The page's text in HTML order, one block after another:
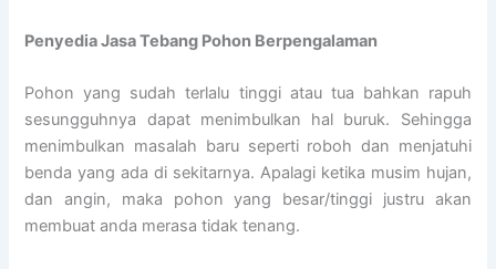
PenyediaJasa Tebang Pohon Berpengalaman
Pohon yang sudah terlalu tinggi atau tua bahkan rapuh
sesungguhnya dapat menimbulkan hal buruk. Sehingga
menimbulkan masalah baru seperti roboh dan menjatuhi
benda yang ada di sekitarnya. Apalagi ketika musim hujan,
dan angin, maka pohon yang besar/tinggi justru akan
membuat anda merasa tidak tenang.